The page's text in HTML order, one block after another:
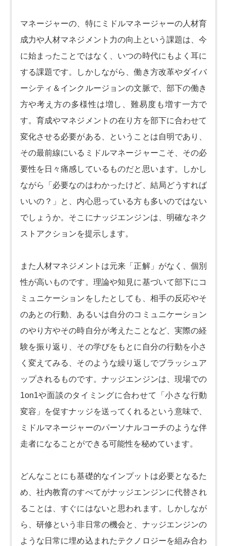
マネージャーの、特にミドルマネージャーの人材育
成力や人材マネジメント力の向上という課題は、今
に始まったことではなく、いつの時代にもよく耳に
する課題です。しかしながら、働き方改革やダイバ
ーシティ＆インクルージョンの文脈で、部下の働き
方や考え方の多様性は増し、難易度も増す一方で
す。育成やマネジメントの在り方を部下に合わせて
変化させる必要がある、ということは自明であり、
その最前線にいるミドルマネージャーこそ、その必
要性を日々痛感しているものだと思います。しかし
ながら「必要なのはわかったけど、結局どうすれば
いいの？」と、内心思っている方も多いのではない
でしょうか。そこにナッジエンジンは、明確なネク
ストアクションを提示します。
また人材マネジメントは元来「正解」がなく、個別
性が高いものです。理論や知見に基づいて部下にコ
ミュニケーションをしたとしても、相手の反応やそ
のあとの行動、あるいは自分のコミュニケーション
のやり方やその時自分が考えたことなど、実際の経
験を振り返り、その学びをもとに自分の行動を小さ
く変えてみる、そのような繰り返しでブラッシュア
ップされるものです。ナッジエンジンは、現場での
1on1や面談のタイミングに合わせて「小さな行動
変容」を促すナッジを送ってくれるという意味で、
ミドルマネージャーのパーソナルコーチのような伴
走者になることができる可能性を秘めています。
どんなことにも基礎的なインプットは必要となるた
め、社内教育のすべてがナッジエンジンに代替され
ることは、すぐにはないと思われます。しかしなが
ら、研修という非日常の機会と、ナッジエンジンの
ような日常に埋め込まれたテクノロジーを組み合わ